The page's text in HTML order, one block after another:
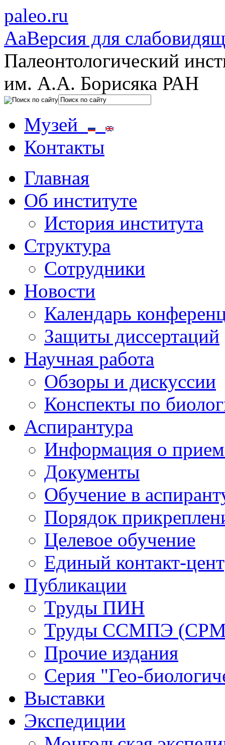
paleo.ru
AaВерсия для
Палеонтологический
им. А.А. Борисяка РАН
Музей
Контакты
Главная
Об институте
История института
Структура
Сотрудники
Новости
Календарь
Защиты диссертаций
Научная работа
Обзоры и дискуссии
Конспекты по
Аспирантура
Информация о
Документы
Обучение в
Порядок
Целевое обучение
Единый контакт-
Публикации
Труды ПИН
Труды ССМПЭ
Прочие издания
Серия "Гео-
Выставки
Экспедиции